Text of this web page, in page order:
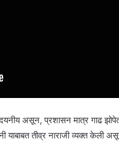
असून, प्रशासन मात्र गाढ
तीव्र नाराजी व्यक्त केली